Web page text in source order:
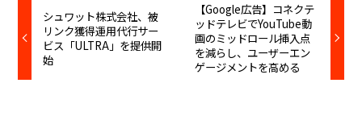
シュワット株式会社、被
リンク獲得運用代行サー
ビス「ULTRA」を提供開
始
【Google広告】コネクテ
ッドテレビでYouTube動
画のミッドロール挿入点
を減らし、ユーザーエン
ゲージメントを高める